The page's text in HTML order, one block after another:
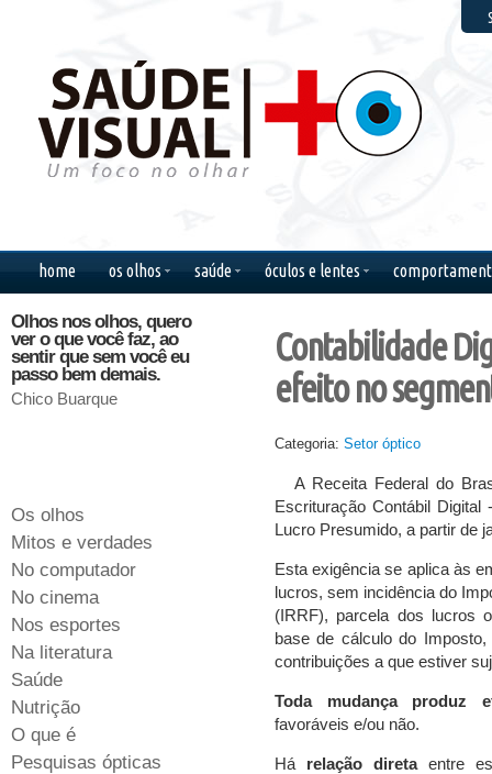
home os olhos saúde óculos e lentes
Contabilidade
efeito no
Categoria: Setor óptico
A Receita Federal do
Escrituração Contábil
Lucro Presumido, a partir de
Esta exigência se aplica às
lucros, sem incidência do
(IRRF), parcela dos lucros
base de cálculo do
contribuições a que estiver
Toda mudança produz
favoráveis e/ou não.
Há relação diretaentre
Olhos nos olhos, quero
ver o que você faz, ao
sentir que sem você eu
passo bem demais.
Chico Buarque
fecho os olhos de
saudade.
Cecilia Meireles
não
escorre
Bob
Os olhos
Mitos e verdades
No computador
No cinema
Nos esportes
Na literatura
Saúde
Nutrição
O que é
Pesquisas ópticas